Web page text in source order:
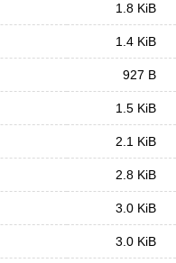
1.8 KiB
1.4 KiB
927 B
1.5 KiB
2.1 KiB
2.8 KiB
3.0 KiB
3.0 KiB